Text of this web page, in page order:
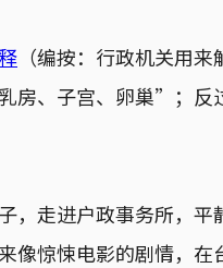
（编按：行政机关用
房、子宫、卵巢”；反
，走进户政事务所，
像惊悚电影的剧情，在